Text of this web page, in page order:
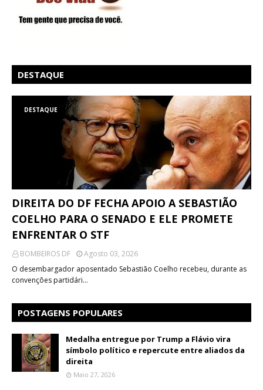
DESTAQUE
DESTAQUE
DIREITA DO DF FECHA APOIO A SEBASTIÃO
COELHO PARA O SENADO E ELE PROMETE
ENFRENTAR O STF
BOMBEIROS DF
Agosto 03, 2026
O desembargador aposentado Sebastião Coelho recebeu, durante as
convenções partidári…
POSTAGENS POPULARES
Medalha entregue por Trump a Flávio vira
símbolo político e repercute entre aliados da
direita
Maio 27, 2026